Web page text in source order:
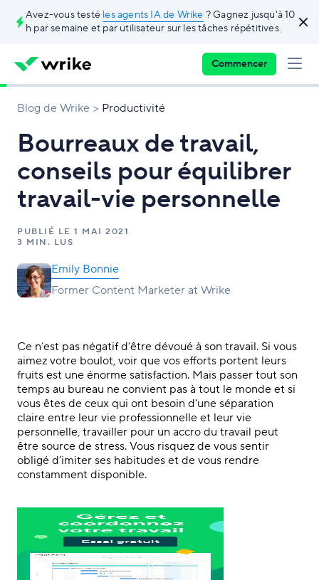
Avez-vous testé les agents IA de Wrike ? Gagnez jusqu'à 10
h par semaine et par utilisateur sur les tâches répétitives.
Commencer
Blog de Wrike Productivité
Bourreaux de travail,
conseils pour équilibrer
travail-vie personnelle
PUBLIÉ LE 1 MAI 2021
3 MIN. LUS
Emily Bonnie
Former Content Marketer at Wrike
Ce n’est pas négatif d’être dévoué à son travail. Si vous
aimez votre boulot, voir que vos efforts portent leurs
fruits est une énorme satisfaction. Mais passer tout son
temps au bureau ne convient pas à tout le monde et si
vous êtes de ceux qui ont besoin d’une séparation
claire entre leur vie professionnelle et leur vie
personnelle, travailler pour un accro du travail peut
être source de stress. Vous risquez de vous sentir
obligé d’imiter ses habitudes et de vous rendre
constamment disponible.